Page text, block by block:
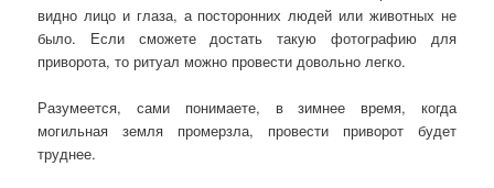
видно лицо и глаза, а посторонних людей или животных не
было. Если сможете достать такую фотографию для
приворота, то ритуал можно провести довольно легко.
Разумеется, сами понимаете, в зимнее время, когда
могильная земля промерзла, провести приворот будет
труднее.